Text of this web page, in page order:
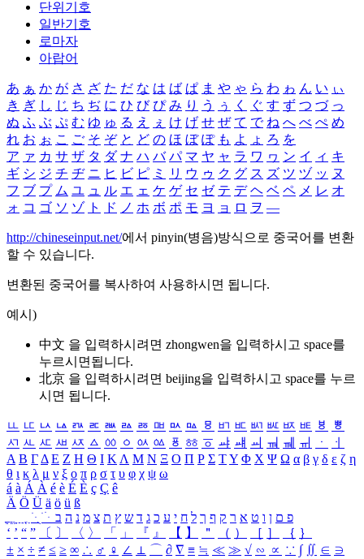
단위기호
일반기호
로마자
아랍어
あ ぁ か が さ ざ た だ な は ば ぱ ま や ゃ ら わ ゎ ん い ぃ
き ぎ し じ ち ぢ に ひ び ぴ み り う ぅ く ぐ す ず つ づ っ
ぬ ふ ぶ ぷ む ゆ ゅ る え ぇ け げ せ ぜ て で ね へ べ ぺ め
れ お ぉ こ ご そ ぞ と ど の ほ ぼ ぽ も よ ょ ろ を
ア ァ カ サ ザ タ ダ ナ ハ バ パ マ ヤ ャ ラ ワ ヮ ン イ ィ キ
ギ シ ジ チ ヂ ニ ヒ ビ ピ ミ リ ウ ゥ ク グ ス ズ ツ ヅ ッ ヌ
フ ブ プ ム ユ ュ ル エ ェ ケ ゲ セ ゼ テ デ ヘ ベ ペ メ レ オ
ォ コ ゴ ソ ゾ ト ド ノ ホ ボ ポ モ ヨ ョ ロ ヲ ―
http://chineseinput.net/에서 pinyin(병음)방식으로 중국어를 변환
할 수 있습니다.
변환된 중국어를 복사하여 사용하시면 됩니다.
예시)
中文 을 입력하시려면 zhongwen을 입력하시고 space를
누르시면됩니다.
北京 을 입력하시려면 beijing을 입력하시고 space를 누르
시면 됩니다.
ㅥ ㅦ ㅧ ㅨ ㅩ ㅪ ㅫ ㅬ ㅭ ㅮ ㅯ ㅰ ㅱ ㅲ ㅳ ㅴ ㅵ ㅶ ㅷ ㅸ
ㅹ
ㅺ ㅻ ㅼ ㅽ ㅾ ㅿ ㆀ ㆁ ㆂ ㆃ ㆄ ㆅ ㆆ ㆇ ㆈ ㆉ ㆊ ㆋ ㆌ ㆍ
ㆎ
Α Β ΓΔ Ε Ζ Η Θ Ι ΚΛ Μ Ν Ξ Ο Π Ρ Σ ΤΥ Φ Χ Ψ Ω α β γ δ ε ζ η
θ ι κ λ μ ν ξ ο π ρ σ τ υ φ χ ψ ω
á à Á À é è É È ç Ç ê
Ä Ö Ü ä ö ü ß
ִֶֹ ֻּ ׁׂ פ ם ן ו ט א ר ק ף ך ל ח י ע כ ג ד ש ץ ת צ מ נ ה ב
‘ ’ “ ” 〔 〕 〈 〉 「 」 『 』 【 】 ＂ （ ） ［ ］ ｛ ｝
± × ÷ ≠ ≤ ≥ ∞ ∴ ♂ ♀ ∠ ⊥ ⌒ ∂ ∇ ≡ ≒ ≪ ≫ √ ∽ ∝ ∵ ∫ ∬ ∈ ∋